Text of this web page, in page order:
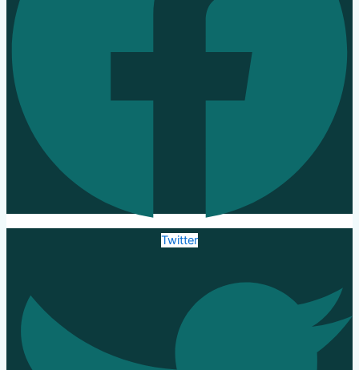
Twitter